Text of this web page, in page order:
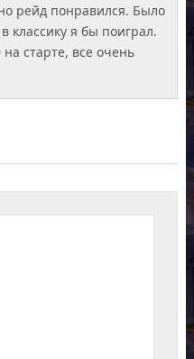
рейд понравился. Было
классику я бы поиграл.
старте, все очень